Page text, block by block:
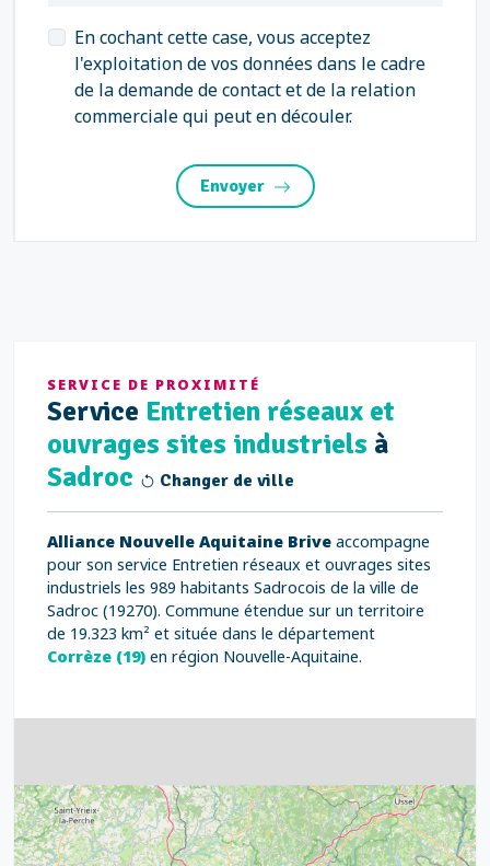
En cochant cette case, vous acceptez
l'exploitation de vos données dans le cadre
de la demande de contact et de la relation
commerciale qui peut en découler.
Envoyer
SERVICE DE PROXIMITÉ
Service Entretien réseaux et
ouvrages sites industriels à
Sadroc
Changer de ville
Alliance Nouvelle Aquitaine Brive accompagne
pour son service Entretien réseaux et ouvrages sites
industriels les 989 habitants Sadrocois de la ville de
Sadroc (19270). Commune étendue sur un territoire
de 19.323 km² et située dans le département
Corrèze (19) en région Nouvelle-Aquitaine.
4